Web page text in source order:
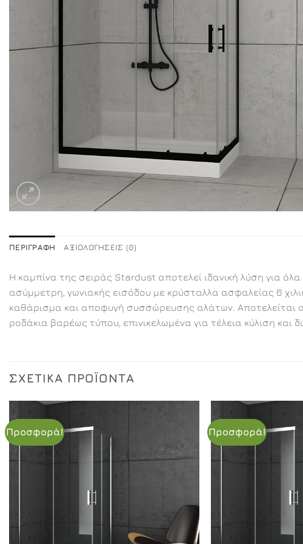
ΠΕΡΙΓΡΑΦΉ ΑΞΙΟΛΟΓΉΣΕΙΣ (0)
Η καμπίνα της σειράς Stardust αποτελεί ιδανική λύση για
ασύμμετρη, γωνιακής εισόδου με κρύσταλλα ασφαλείας 6
καθάρισμα και αποφυγή συσσώρευσης αλάτων. Αποτελείται
ροδάκια βαρέως τύπου, επινικελωμένα για τέλεια κύλιση
ΣΧΕΤΙΚΆ ΠΡΟΪΌΝΤΑ
Προσφορά! Προσφορά!